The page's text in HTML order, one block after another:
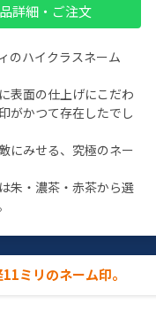
詳細・ご注文
のハイクラスネーム
表面の仕上げにこだわ
がかつて存在したでし
にみせる、究極のネー
朱・濃茶・赤茶から選
ミリのネーム印。